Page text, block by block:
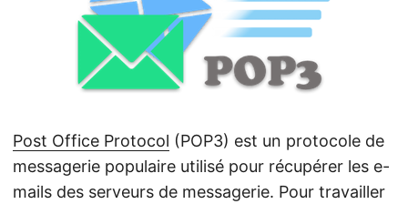
Post Office Protocol (POP3) est un protocole de
messagerie populaire utilisé pour récupérer les e-
mails des serveurs de messagerie. Pour travailler